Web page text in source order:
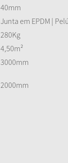
40mm
Junta em EPDM |
280Kg
4,50m²
3000mm
2000mm